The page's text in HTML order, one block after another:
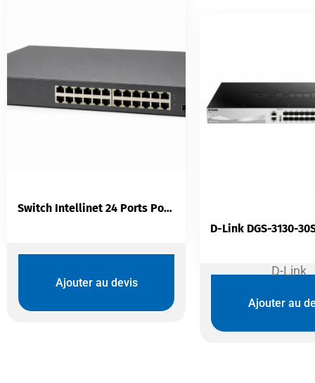
Switch Intellinet 24 Ports PoE+ Web-Managed | Gigabit + 2 SFP L2
Ajouter au devis
D-Link
Ajouter au